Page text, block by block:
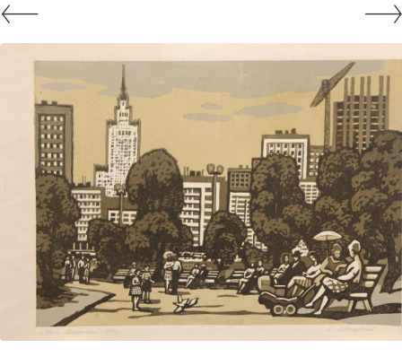
Контакти
#KYIV
#LVIV
UA
ENG